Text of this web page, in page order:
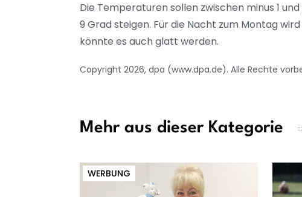
Die Temperaturen sollen zwischen minus 1
9 Grad steigen. Für die Nacht zum Montag
könnte es auch glatt werden.
Copyright 2026, dpa (www.dpa.de). Alle Rechte
Mehr aus dieser Kategorie
WERBUNG